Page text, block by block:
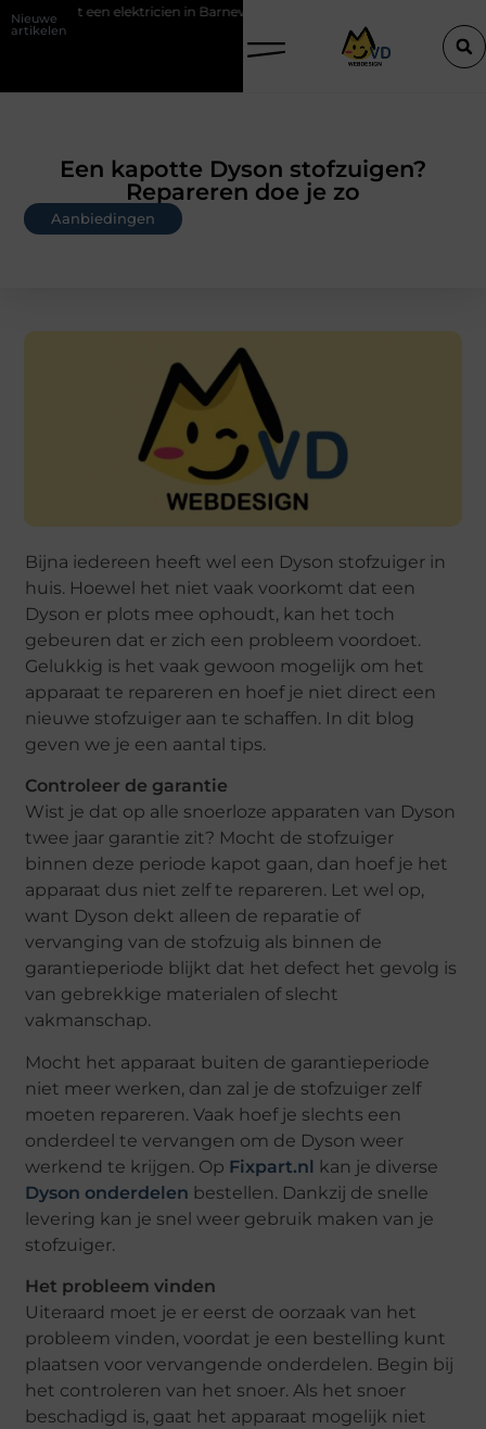
Nieuwe
artikelen
in Barneveld De Perfecte Gids voor Vloerbedekking in
Een kapotte Dyson stofzuigen?
Repareren doe je zo
Aanbiedingen
Bijna iedereen heeft wel een Dyson stofzuiger in
huis. Hoewel het niet vaak voorkomt dat een
Dyson er plots mee ophoudt, kan het toch
gebeuren dat er zich een probleem voordoet.
Gelukkig is het vaak gewoon mogelijk om het
apparaat te repareren en hoef je niet direct een
nieuwe stofzuiger aan te schaffen. In dit blog
geven we je een aantal tips.
Controleer de garantie
Wist je dat op alle snoerloze apparaten van Dyson
twee jaar garantie zit? Mocht de stofzuiger
binnen deze periode kapot gaan, dan hoef je het
apparaat dus niet zelf te repareren. Let wel op,
want Dyson dekt alleen de reparatie of
vervanging van de stofzuig als binnen de
garantieperiode blijkt dat het defect het gevolg is
van gebrekkige materialen of slecht
vakmanschap.
Mocht het apparaat buiten de garantieperiode
niet meer werken, dan zal je de stofzuiger zelf
moeten repareren. Vaak hoef je slechts een
onderdeel te vervangen om de Dyson weer
werkend te krijgen. Op Fixpart.nl kan je diverse
Dyson onderdelen bestellen. Dankzij de snelle
levering kan je snel weer gebruik maken van je
stofzuiger.
Het probleem vinden
Uiteraard moet je er eerst de oorzaak van het
probleem vinden, voordat je een bestelling kunt
plaatsen voor vervangende onderdelen. Begin bij
het controleren van het snoer. Als het snoer
beschadigd is, gaat het apparaat mogelijk niet